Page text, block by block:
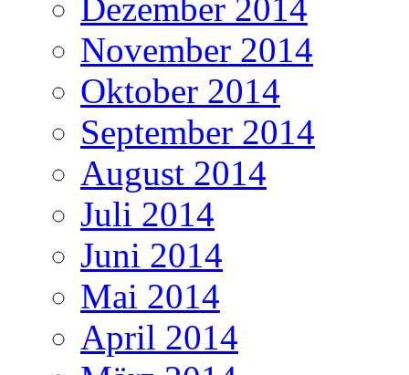
Dezember 2014
November 2014
Oktober 2014
September 2014
August 2014
Juli 2014
Juni 2014
Mai 2014
April 2014